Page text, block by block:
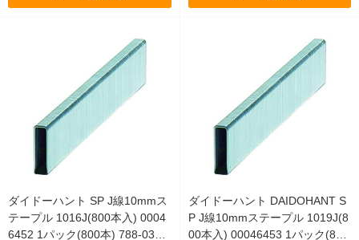
ダイドーハント SP J線10mmス
テープル 1016J(800本入) 0004
6452 1パック(800本) 788-0359
ダイドーハント DAIDOHANT S
P J線10mmステープル 1019J(8
00本入) 00046453 1パック(800